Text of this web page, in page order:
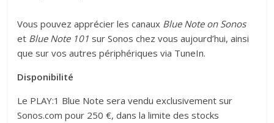
Vous pouvez apprécier les canaux Blue Note on Sonos
et Blue Note 101 sur Sonos chez vous aujourd’hui, ainsi
que sur vos autres périphériques via TuneIn.
Disponibilité
Le PLAY:1 Blue Note sera vendu exclusivement sur
Sonos.com pour 250 €, dans la limite des stocks